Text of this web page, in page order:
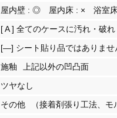
屋内壁 : ◎ 屋内床 : × 浴室
[ A ] 全てのケースに汚れ・破
[―] シート貼り品ではありませ
施釉
上記以外の凹凸面
ツヤなし
その他
（接着剤張り工法、